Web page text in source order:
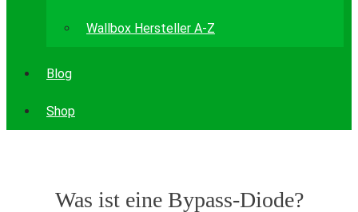
Wallbox Hersteller A-Z
Blog
Shop
Was ist eine Bypass-Diode?